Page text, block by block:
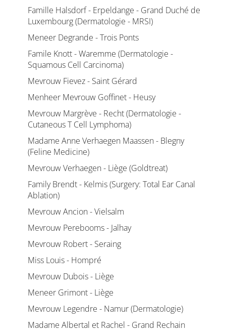
Famille Halsdorf - Erpeldange - Grand Duché de
Luxembourg (Dermatologie - MRSI)
Meneer Degrande - Trois Ponts
Famile Knott - Waremme (Dermatologie -
Squamous Cell Carcinoma)
Mevrouw Fievez - Saint Gérard
Menheer Mevrouw Goffinet - Heusy
Mevrouw Margrève - Recht (Dermatologie -
Cutaneous T Cell Lymphoma)
Madame Anne Verhaegen Maassen - Blegny
(Feline Medicine)
Mevrouw Verhaegen - Liège (Goldtreat)
Family Brendt - Kelmis (Surgery: Total Ear Canal
Ablation)
Mevrouw Ancion - Vielsalm
Mevrouw Perebooms - Jalhay
Mevrouw Robert - Seraing
Miss Louis - Hompré
Mevrouw Dubois - Liège
Meneer Grimont - Liège
Mevrouw Legendre - Namur (Dermatologie)
Madame Albertal et Rachel - Grand Rechain